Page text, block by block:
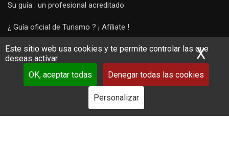
Este sitio web usa cookies y te permite controlar las que
deseas activar
OK, aceptar todas
Denegar todas las cookies
Personalizar
X
Su guía : un profesional acreditado
¿ Guía oficial de Turismo ? ¡ Afíliate !
Subir una visita y empezar a trabajar !